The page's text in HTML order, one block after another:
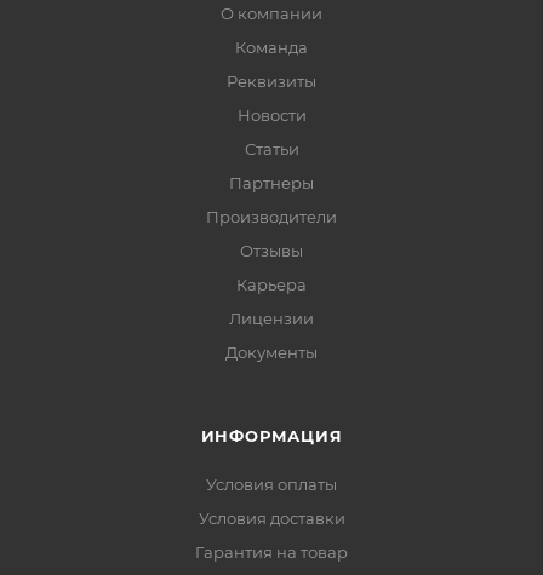
О компании
Команда
Реквизиты
Новости
Статьи
Партнеры
Производители
Отзывы
Карьера
Лицензии
Документы
ИНФОРМАЦИЯ
Условия оплаты
Условия доставки
Гарантия на товар